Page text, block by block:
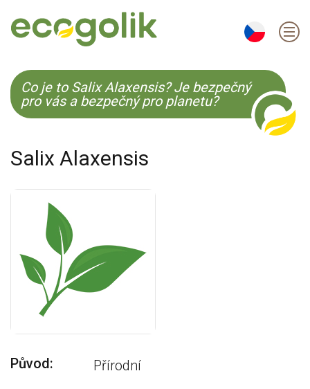
EN ES CS KO
Co je to Salix Alaxensis? Je bezpečný
pro vás a bezpečný pro planetu?
Salix Alaxensis
Původ:
Přírodní